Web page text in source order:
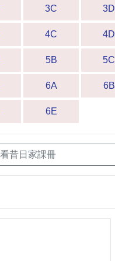
3C 3D
4C 4D
5B 5C
6A 6B
6E
昔日家課冊